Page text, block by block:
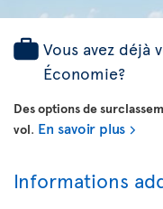
Vous avez déjà
Économie?
Des options de
vol. En savoir plus
Informations